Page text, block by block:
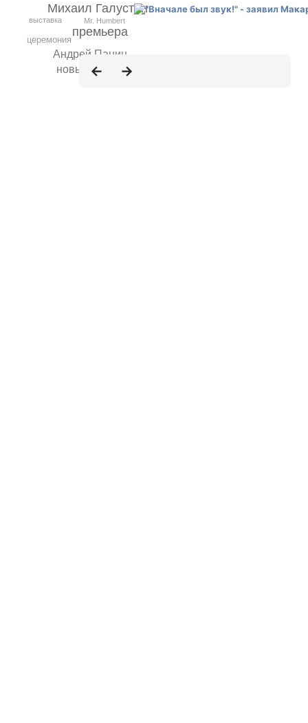
Михаил Галустян
премьера
Андрей Панин
новый год
церемония
выставка Mr. Humbert